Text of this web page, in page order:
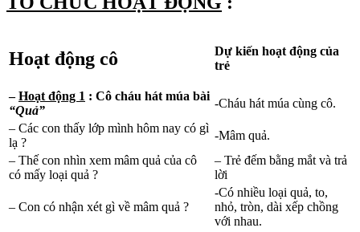
Hoạt động cô
Dự kiến hoạt động của
trẻ
–Hoạt động 1 : Cô cháu hát múa bài
“Quả”
-Cháu hát múa cùng cô.
– Các con thấy lớp mình hôm nay có gì
lạ ?
-Mâm quả.
– Thế con nhìn xem mâm quả của cô
có mấy loại quả ?
– Trẻ đếm bằng mắt và trả
lời
– Con có nhận xét gì về mâm quả ?
-Có nhiều loại quả, to,
nhỏ, tròn, dài xếp chồng
với nhau.